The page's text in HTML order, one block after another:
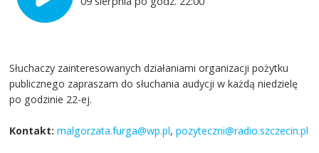
Słuchaczy zainteresowanych działaniami organizacji pożytku
publicznego zapraszam do słuchania audycji w każdą niedzielę
po godzinie 22-ej.
Kontakt: malgorzata.furga@wp.pl,pozyteczni@radio.szczecin.pl